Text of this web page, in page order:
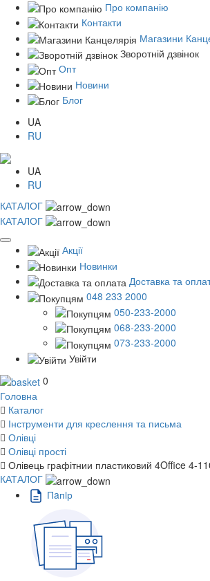
Про компанію
Контакти
Магазини
Зворотній дзвінок
Опт
Новини
Блог
UA
RU
UA
RU
КАТАЛОГ
КАТАЛОГ
Акції
Новинки
Доставка та
048 233 2000
050-233-2000
068-233-2000
073-233-2000
Увійти
0
Головна
Каталог
Інструменти для креслення та письма
Олівці
Олівці прості
Олівець графітнии пластиковий 4Office 4-
КАТАЛОГ
Пaпiр